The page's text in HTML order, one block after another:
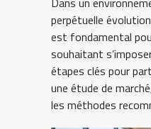
perpétuelle
est fondamental
souhaitant
étapes clés pour
une étude de
les méthodes